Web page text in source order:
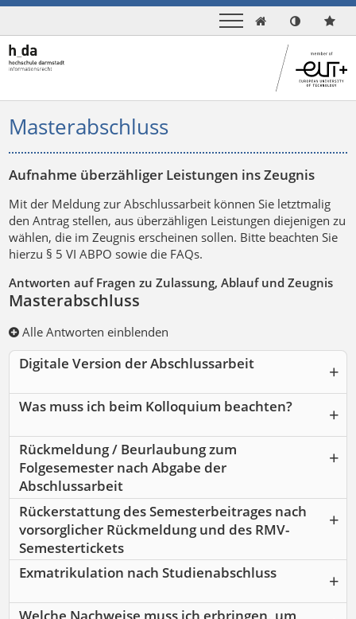

Masterabschluss
Aufnahme überzähliger Leistungen ins Zeugnis
Mit der Meldung zur Abschlussarbeit können Sie letztmalig
den Antrag stellen, aus überzähligen Leistungen diejenigen zu
wählen, die im Zeugnis erscheinen sollen. Bitte beachten Sie
hierzu § 5 VI ABPO sowie die FAQs.
Antworten auf Fragen zu Zulassung, Ablauf und Zeugnis
Masterabschluss
Alle Antworten einblenden
Digitale Version der Abschlussarbeit
Was muss ich beim Kolloquium beachten?
Rückmeldung / Beurlaubung zum
Folgesemester nach Abgabe der
Abschlussarbeit
Rückerstattung des Semesterbeitrages nach
vorsorglicher Rückmeldung und des RMV-
Semestertickets
Exmatrikulation nach Studienabschluss